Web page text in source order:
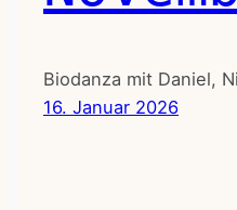
Biodanza mit Daniel,
16. Januar 2026